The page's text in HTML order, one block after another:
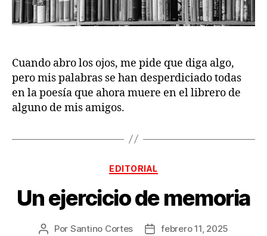
Cuando abro los ojos, me pide que diga algo,
pero mis palabras se han desperdiciado todas
en la poesía que ahora muere en el librero de
alguno de mis amigos.
Categorías
EDITORIAL
Un ejercicio de memoria
Autor
Por Santino Cortes
Fechafebrero 11, 2025